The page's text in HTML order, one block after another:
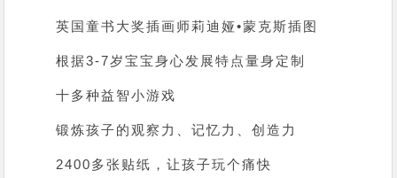
英国童书大奖插画师莉迪娅•蒙克斯插图
根据3-7岁宝宝身心发展特点量身定制
十多种益智小游戏
锻炼孩子的观察力、记忆力、创造力
2400多张贴纸，让孩子玩个痛快